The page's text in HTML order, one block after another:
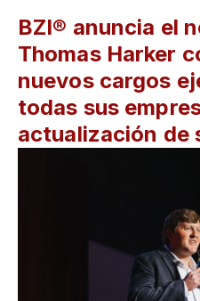
BZI® anuncia el
Thomas Harker
nuevos cargos
todas sus
actualización de